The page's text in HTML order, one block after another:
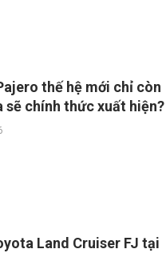
thế hệ mới chỉ còn
sẽ chính thức xuất hiện?
Land Cruiser FJ tại